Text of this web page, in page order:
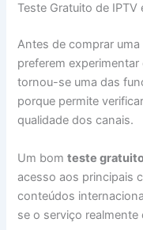
Teste Gratuito de IPTV
Antes de comprar
preferem
tornou-se uma das
porque permite
qualidade dos canais.
Um bomteste
acesso aos principais
conteúdos
se o serviço